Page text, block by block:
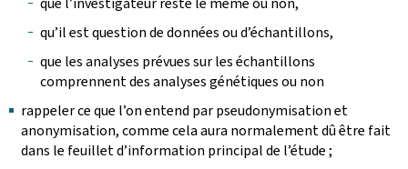
qu’il est question de données ou d’échantillons,
que les analyses prévues sur les échantillons
comprennent des analyses génétiques ou non
rappeler ce que l’on entend par pseudonymisation et
anonymisation, comme cela aura normalement dû être fait
dans le feuillet d’information principal de l’étude ;